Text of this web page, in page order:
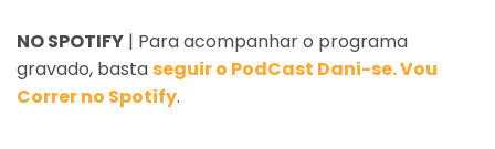
NO SPOTIFY | Para acompanhar o programa
gravado, bastaseguir o PodCast Dani-se. Vou
Correr no Spotify.